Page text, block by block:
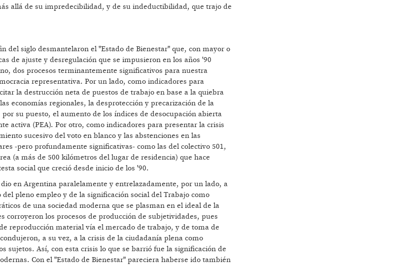
allá de su impredecibilidad, y de su indeductibilidad, que trajo de
del siglo desmantelaron el "Estado de Bienestar" que, con mayor o
de ajuste y desregulación que se impusieron en los años '90
dos procesos terminantemente significativos para nuestra
representativa. Por un lado, como indicadores para
la destrucción neta de puestos de trabajo en base a la quiebra
economías regionales, la desprotección y precarización de la
su puesto, el aumento de los índices de desocupación abierta
activa (PEA). Por otro, como indicadores para presentar la crisis
sucesivo del voto en blanco y las abstenciones en las
-pero profundamente significativas- como las del colectivo 501,
(a más de 500 kilómetros del lugar de residencia) que hace
social que creció desde inicio de los '90.
en Argentina paralelamente y entrelazadamente, por un lado, a
pleno empleo y de la significación social del Trabajo como
de una sociedad moderna que se plasman en el ideal de la
corroyeron los procesos de producción de subjetividades, pues
reproducción material vía el mercado de trabajo, y de toma de
a su vez, a la crisis de la ciudadanía plena como
sujetos. Así, con esta crisis lo que se barrió fue la significación de
Con el "Estado de Bienestar" pareciera haberse ido también